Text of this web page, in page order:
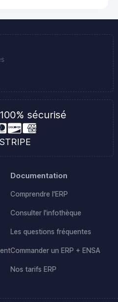
sécurisé
Documentation
Comprendre l'ERP
Consulter l'infothèque
Les questions fréquentes
Commander un ERP + ENSA
Nos tarifs ERP